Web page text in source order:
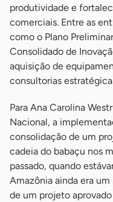
produtividade e
comerciais. Entre as
como o Plano
Consolidado de
aquisição de
consultorias
Para Ana Carolina
Nacional, a
consolidação de um
cadeia do babaçu nos
passado, quando
Amazônia ainda era
de um projeto